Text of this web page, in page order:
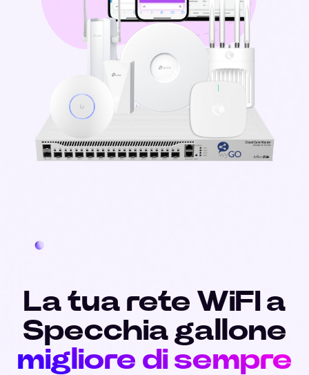
La tua rete WiFI a
Specchia gallone
migliore di sempre